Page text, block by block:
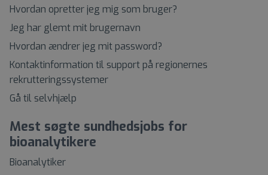
Hvordan opretter jeg mig som bruger?
Jeg har glemt mit brugernavn
Hvordan ændrer jeg mit password?
Kontaktinformation til support på regionernes
rekrutteringssystemer
Gå til selvhjælp
Mest søgte sundhedsjobs for
bioanalytikere
Bioanalytiker